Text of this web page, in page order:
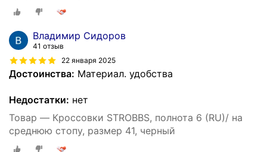
Владимир Сидоров
41 отзыв
22 января 2025
Достоинства: Материал. удобства
Недостатки: нет
Товар — Кроссовки STROBBS, полнота 6 (RU)/ на
среднюю стопу, размер 41, черный